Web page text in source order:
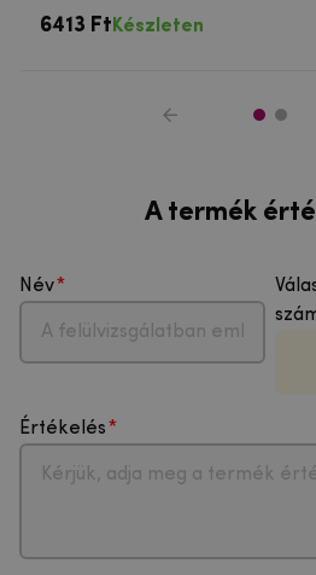
6413 Ft Készleten
A termék
Név
Értékelés